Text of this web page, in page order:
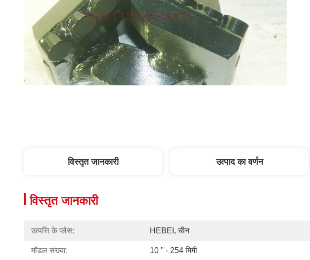
विस्तृत जानकारी उत्पाद का वर्णन
विस्तृत जानकारी
उत्पत्ति के प्लेस: HEBEI, चीन
मॉडल संख्या: 10 '' - 254 मिमी